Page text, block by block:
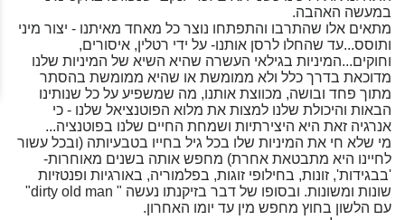
במעשה האהבה.
מתאים אלו שהתרבו והתפתחו נוצר כל מאחד מאיתנו - יצור מיני
ותוסס...עד שהחלו לרסן אותנו- על ידי רטלין, איסורים,
וחוקים...המיניות בגילאי העשרה שהיא השיא של המיניות שלנו
מדוכאת בדרך כלל ולא ממומשת או שהיא ממומשת בהסתר
מתוך פחד ובושה, מכווצת אותנו, מה שמשפיע על כל שנותינו
הבאות והיכולת שלנו למצות את מלוא הפוטנציאל שלנו - כי
אנרגיה זאת היא היצירתיות ושמחת החיים שלנו בפוטנציה...
מי שלא חי את המיניות שלו בכל גיל בחייו בטבעיותה (ובכל עשור
לחיינו היא מתבטאת אחרת) מחפש אותה בשנים מאוחרות-
'בבגידות', זונות, בחילופי זוגות, בפלמוריה, באורגיות ופנטזיות
שונות ומשונות. ובסופו של דבר בזיקנתו נעשה " dirty old man"
עם הלשון בחוץ מחפש מין עד יומו האחרון.